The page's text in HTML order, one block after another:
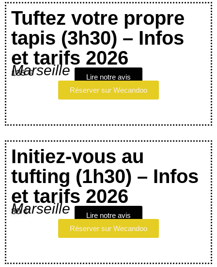
Tuftez votre propre
tapis (3h30) – Infos
et tarifs 2026
Marseille
135 €
Lire notre avis
Réserver sur Wecandoo
Initiez-vous au
tufting (1h30) – Infos
et tarifs 2026
Marseille
80 €
Lire notre avis
Réserver sur Wecandoo